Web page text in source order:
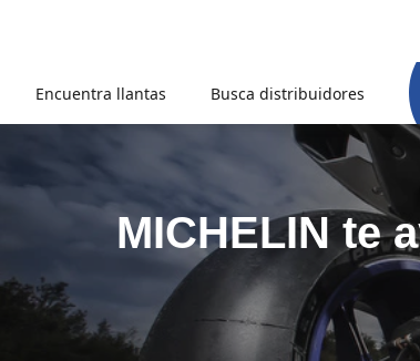
Encuentra llantas Busca distribuidores
MICHELIN te